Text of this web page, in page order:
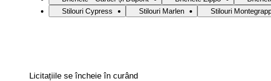
Stilouri Cypress
Stilouri Marlen Stilouri
Licitațiile se încheie în curând